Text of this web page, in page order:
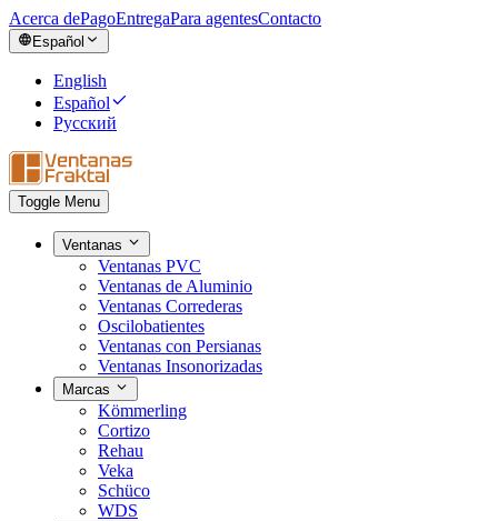
Acerca dePagoEntregaPara agentesContacto
Español
English
Español
Русский
Toggle Menu
Ventanas
Ventanas PVC
Ventanas de Aluminio
Ventanas Correderas
Oscilobatientes
Ventanas con Persianas
Ventanas Insonorizadas
Marcas
Kömmerling
Cortizo
Rehau
Veka
Schüco
WDS